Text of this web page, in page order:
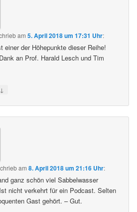
am5. April 2018 um 17:31 Uhr:
einer der Höhepunkte dieser Reihe!
an Prof. Harald Lesch und Tim
↓
am8. April 2018 um 21:16 Uhr:
ganz schön viel Sabbelwasser
nicht verkehrt für ein Podcast. Selten
Gast gehört. – Gut.